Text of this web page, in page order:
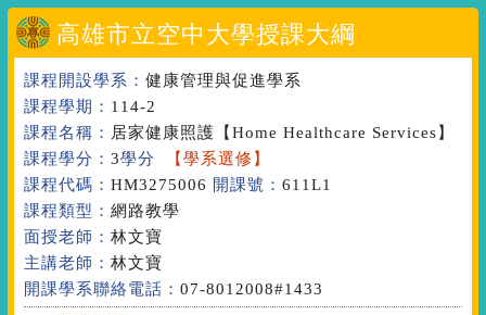
高雄市立空中大學授課大綱
課程開設學系： 健康管理與促進學系
課程學期： 114-2
課程名稱： 居家健康照護 【Home Healthcare Services】
課程學分： 3學分
【學系選修】
課程代碼： HM3275006 開課號： 611L1
課程類型： 網路教學
面授老師： 林文寶
主講老師： 林文寶
開課學系聯絡電話： 07-8012008#1433